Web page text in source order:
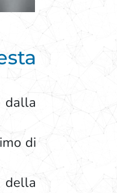
dalla
di
della